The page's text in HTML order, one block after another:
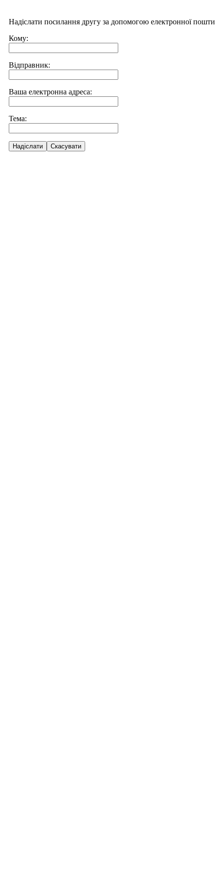
Надіслати посилання другу за допомогою електронної пошти
Кому:
Відправник:
Ваша електронна адреса:
Тема:
Надіслати Скасувати